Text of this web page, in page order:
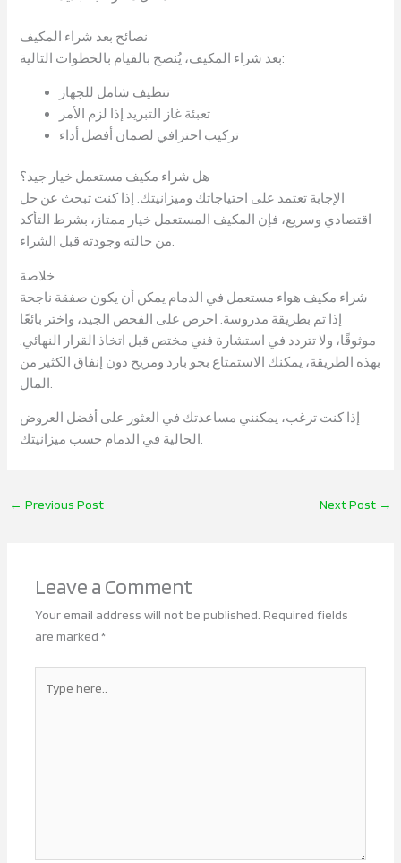
نصائح بعد شراء المكيف
بعد شراء المكيف، يُنصح بالقيام بالخطوات التالية:
تنظيف شامل للجهاز
تعبئة غاز التبريد إذا لزم الأمر
تركيب احترافي لضمان أفضل أداء
هل شراء مكيف مستعمل خيار جيد؟
الإجابة تعتمد على احتياجاتك وميزانيتك. إذا كنت تبحث عن حل
اقتصادي وسريع، فإن المكيف المستعمل خيار ممتاز، بشرط التأكد
من حالته وجودته قبل الشراء.
خلاصة
شراء مكيف هواء مستعمل في الدمام يمكن أن يكون صفقة ناجحة
إذا تم بطريقة مدروسة. احرص على الفحص الجيد، واختر بائعًا
موثوقًا، ولا تتردد في استشارة فني مختص قبل اتخاذ القرار النهائي.
بهذه الطريقة، يمكنك الاستمتاع بجو بارد ومريح دون إنفاق الكثير من
المال.
إذا كنت ترغب، يمكنني مساعدتك في العثور على أفضل العروض
الحالية في الدمام حسب ميزانيتك.
← Previous Post Next Post →
Leave a Comment
Your email address will not be published. Required fields
are marked*
here..